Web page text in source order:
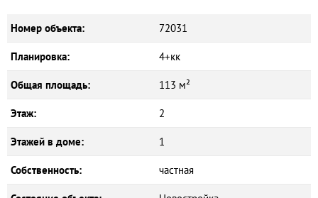
Номер объекта: 72031
Планировка: 4+кк
Общая площадь: 113 м²
Этаж: 2
Этажей в доме: 1
Собственность: частная